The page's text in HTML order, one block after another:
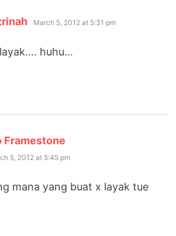
says:
March 5, 2012 at 5:31 pm
huhu…
Framestone
5, 2012 at 5:45 pm
mana yang buat x layak tue